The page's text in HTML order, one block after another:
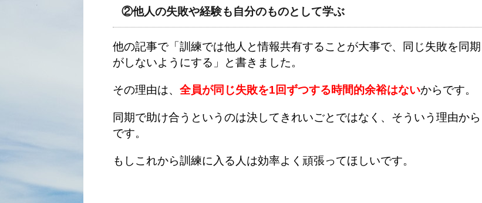
②他人の失敗や経験も自分のものとして学ぶ
他の記事で「訓練では他人と情報共有することが大事で、同じ失敗を同期
がしないようにする」と書きました。
その理由は、 全員が同じ失敗を1回ずつする時間的余裕はないからです。
同期で助け合うというのは決してきれいごとではなく、そういう理由から
です。
もしこれから訓練に入る人は効率よく頑張ってほしいです。